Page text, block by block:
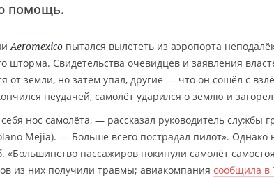
помощь.
Aeromexico пытался вылететь из аэропорта
шторма. Свидетельства очевидцев и заявления
от земли, но затем упал, другие — что он сошёл с
неудачей, самолёт ударился о землю и
нос самолёта, — рассказал руководитель службы
Mejia). — Больше всего пострадал пилот». Однако
«Большинство пассажиров покинули самолёт
из них получили травмы; авиакомпания сообщила в